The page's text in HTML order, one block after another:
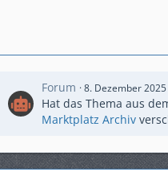
Forum 8. Dezember 2025
Hat das Thema aus
Marktplatz Archiv